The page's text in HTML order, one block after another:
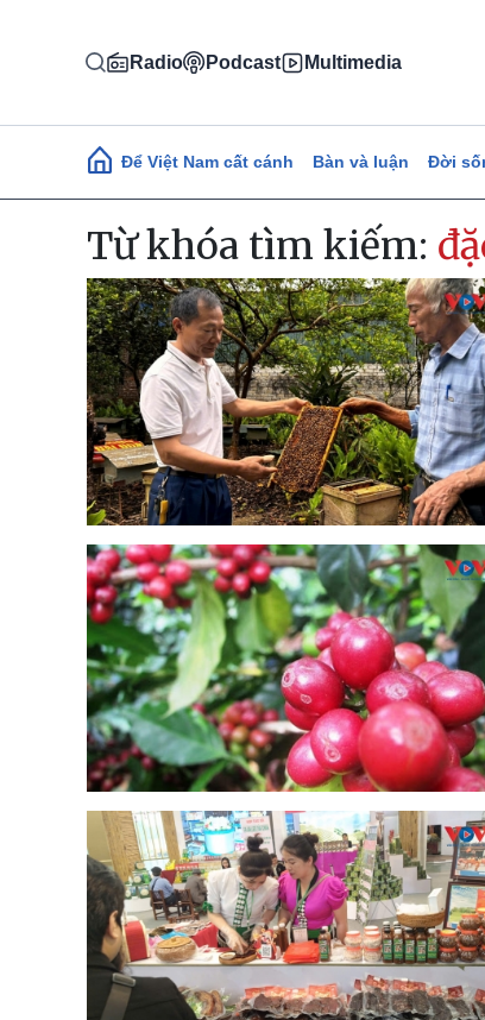
Radio Podcast Multimedia
Main navigation
Để Việt Nam cất cánh Bàn và luận Đời
Từ khóa tìm kiếm: